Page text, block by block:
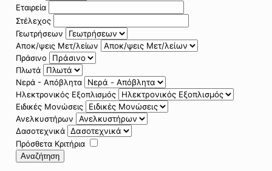
Εταιρεία
Στέλεχος
Γεωτρήσεων
Αποκ/ψεις Μετ/λείων
Πράσινο
Πλωτά
Νερά - Απόβλητα
Ηλεκτρονικός Εξοπλισμός
Ειδικές Μονώσεις
Ανελκυστήρων
Δασοτεχνικά
Πρόσθετα Κριτήρια
Αναζήτηση